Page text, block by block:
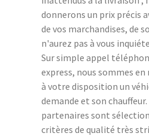
donnerons un prix précis
de vos marchandises, de
n'aurez pas à vous
Sur simple appel
express, nous sommes
à votre disposition un
demande et son chauffeur.
partenaires sont
critères de qualité très